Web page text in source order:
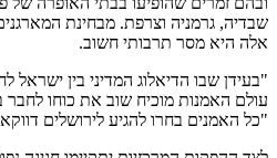
שבדיה, גרמניה וצרפת. מבחינת
אלה היא מסר תרבותי חשוב.
"בעידן שבו הדיאלוג המדיני בין ישראל
עולם האמנות מוכיח שוב את כוחו לחבר
"כל האמנים בחרו להגיע לירושלים